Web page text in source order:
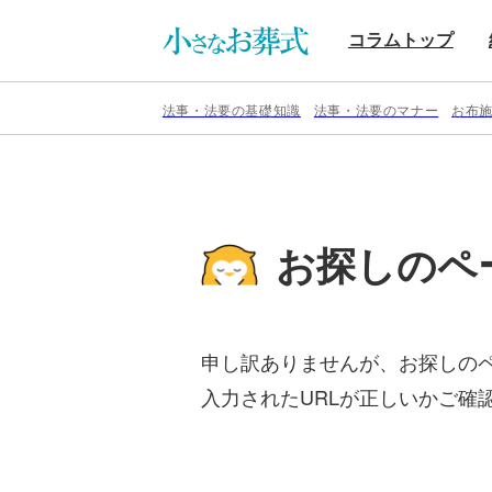
コラムトップ
法事・法要の基礎知識 法事・法要のマナー お布
お探しの
申し訳ありませんが、お探しの
入力されたURLが正しいかご確